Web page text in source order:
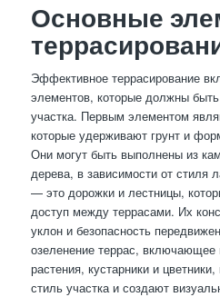
Основные
Эффективное террасирование
элементов, которые должны
участка. Первым элементом
которые удерживают грунт и
Они могут быть выполнены из
дерева, в зависимости от стиля
— это дорожки и лестницы,
доступ между террасами. Их
уклон и безопасность
озеленение террас, включающее
растения, кустарники и
стиль участка и создают